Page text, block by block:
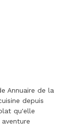
Annuaire de la
depuis
qu'elle